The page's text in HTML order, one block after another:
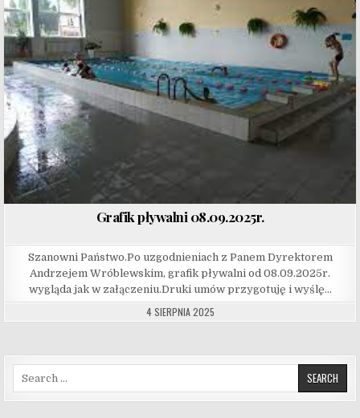
Grafik pływalni 08.09.2025r.
Szanowni Państwo.Po uzgodnieniach z Panem Dyrektorem
Andrzejem Wróblewskim, grafik pływalni od 08.09.2025r.
wygląda jak w załączeniu.Druki umów przygotuję i wyślę…
4 SIERPNIA 2025
Search for: